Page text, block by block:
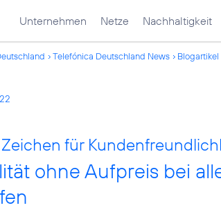
Unternehmen Netze Nachhaltigkeit
Telefónica Deutschland News Blogartikel
für
ohne Aufpreis bei